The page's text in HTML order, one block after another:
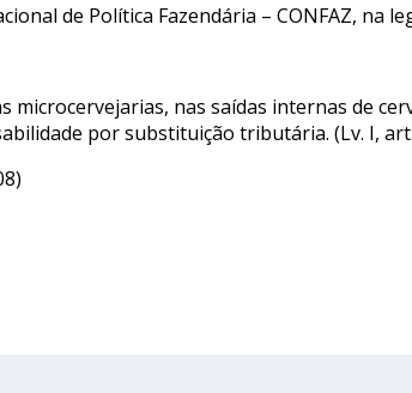
de Política Fazendária – CONFAZ, na
microcervejarias, nas saídas internas de
por substituição tributária. (Lv. I, art.